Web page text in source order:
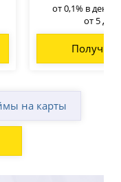
от 0,1% в день
от 5 до
на карты